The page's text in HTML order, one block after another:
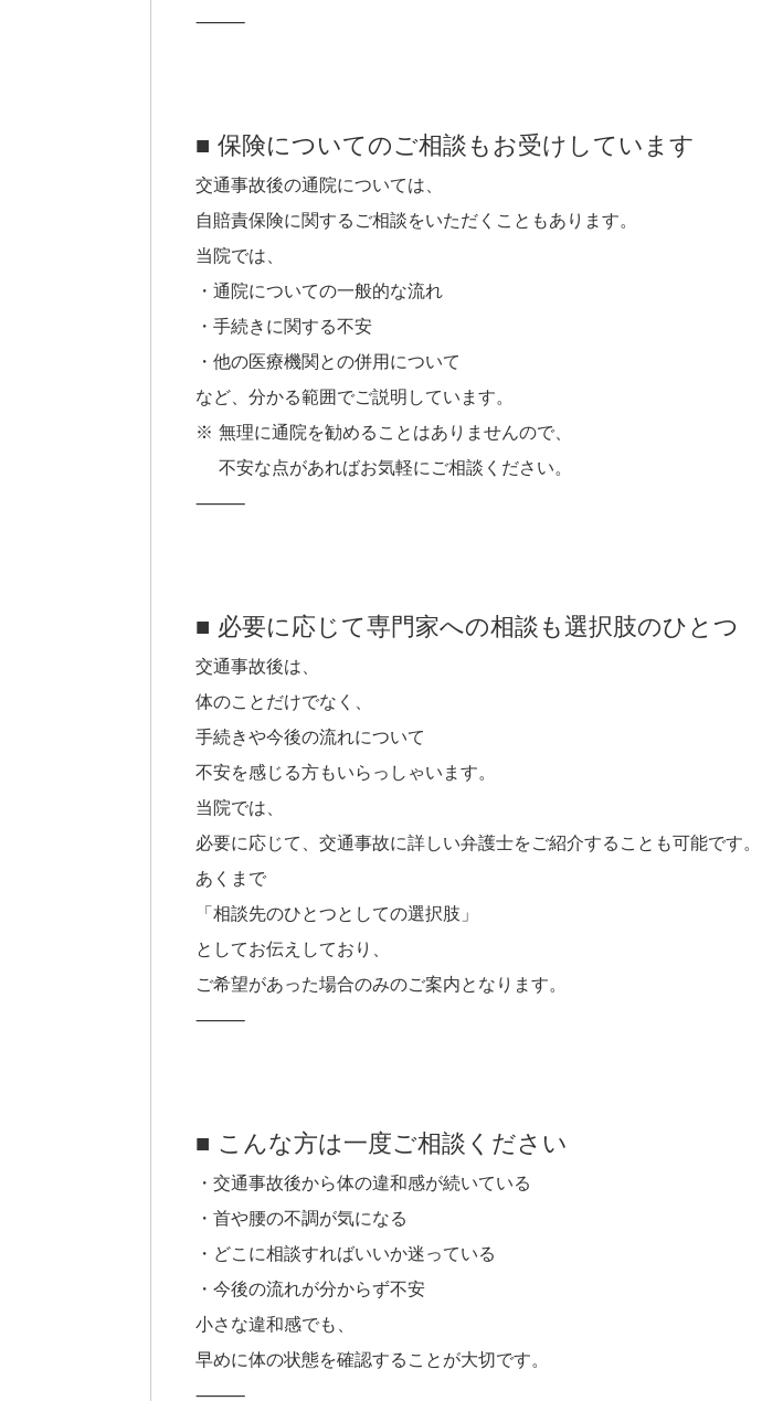
⸻
■ 保険についてのご相談もお受けしています
交通事故後の通院については、
自賠責保険に関するご相談をいただくこともあります。
当院では、
・通院についての一般的な流れ
・手続きに関する不安
・他の医療機関との併用について
など、分かる範囲でご説明しています。
※ 無理に通院を勧めることはありませんので、
不安な点があればお気軽にご相談ください。
⸻
■ 必要に応じて専門家への相談も選択肢のひとつ
交通事故後は、
体のことだけでなく、
手続きや今後の流れについて
不安を感じる方もいらっしゃいます。
当院では、
必要に応じて、交通事故に詳しい弁護士をご紹介することも可能です。
あくまで
「相談先のひとつとしての選択肢」
としてお伝えしており、
ご希望があった場合のみのご案内となります。
⸻
■ こんな方は一度ご相談ください
・交通事故後から体の違和感が続いている
・首や腰の不調が気になる
・どこに相談すればいいか迷っている
・今後の流れが分からず不安
小さな違和感でも、
早めに体の状態を確認することが大切です。
⸻